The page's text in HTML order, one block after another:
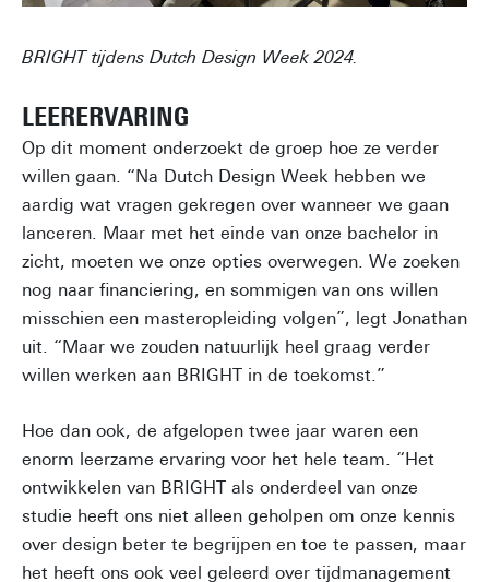
BRIGHT tijdens Dutch Design Week 2024.
LEERERVARING
Op dit moment onderzoekt de groep hoe ze verder
willen gaan. “Na Dutch Design Week hebben we
aardig wat vragen gekregen over wanneer we gaan
lanceren. Maar met het einde van onze bachelor in
zicht, moeten we onze opties overwegen. We zoeken
nog naar financiering, en sommigen van ons willen
misschien een masteropleiding volgen”, legt Jonathan
uit. “Maar we zouden natuurlijk heel graag verder
willen werken aan BRIGHT in de toekomst.”
Hoe dan ook, de afgelopen twee jaar waren een
enorm leerzame ervaring voor het hele team. “Het
ontwikkelen van BRIGHT als onderdeel van onze
studie heeft ons niet alleen geholpen om onze kennis
over design beter te begrijpen en toe te passen, maar
het heeft ons ook veel geleerd over tijdmanagement